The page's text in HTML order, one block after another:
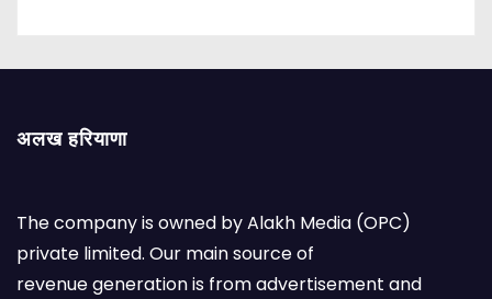
अलख हरियाणा
The company is owned by Alakh Media (OPC)
private limited. Our main source of
revenue generation is from advertisement and